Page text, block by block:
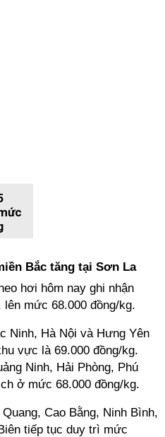
Bắc tăng tại Sơn La
hơi hôm nay ghi nhận
lên mức 68.000 đồng/kg.
Ninh, Hà Nội và Hưng Yên
vực là 69.000 đồng/kg.
Ninh, Hải Phòng, Phú
ở mức 68.000 đồng/kg.
Cao Bằng, Ninh Bình,
tiếp tục duy trì mức